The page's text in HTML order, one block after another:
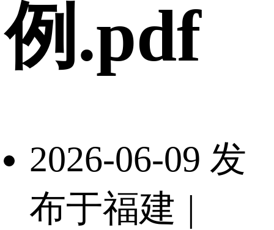
例.pdf
2026-06-09 发
布于福建 |